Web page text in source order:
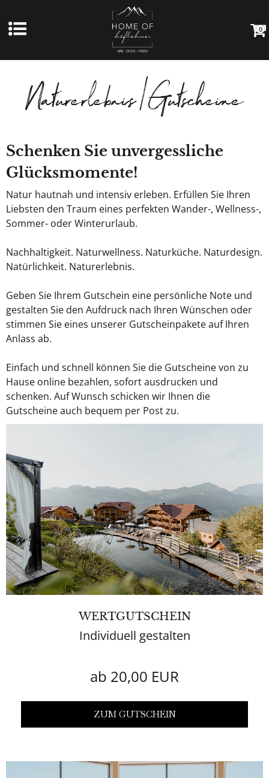
0
Naturerlebnis | Gutscheine
Schenken Sie unvergessliche
Glücksmomente!
Natur hautnah und intensiv erleben. Erfüllen Sie Ihren
Liebsten den Traum eines perfekten Wander-, Wellness-,
Sommer- oder Winterurlaub.
Nachhaltigkeit. Naturwellness. Naturküche. Naturdesign.
Natürlichkeit. Naturerlebnis.
Geben Sie Ihrem Gutschein eine persönliche Note und
gestalten Sie den Aufdruck nach Ihren Wünschen oder
stimmen Sie eines unserer Gutscheinpakete auf Ihren
Anlass ab.
Einfach und schnell können Sie die Gutscheine von zu
Hause online bezahlen, sofort ausdrucken und
schenken. Auf Wunsch schicken wir Ihnen die
Gutscheine auch bequem per Post zu.
WERTGUTSCHEIN
Individuell gestalten
ab 20,00 EUR
ZUM GUTSCHEIN